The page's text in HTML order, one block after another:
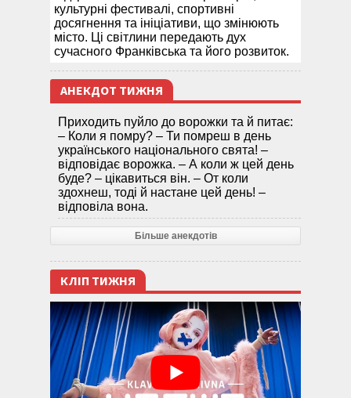
культурні фестивалі, спортивні
досягнення та ініціативи, що змінюють
місто. Ці світлини передають дух
сучасного Франківська та його розвиток.
АНЕКДОТ ТИЖНЯ
Приходить пуйло до ворожки та й питає:
– Коли я помру? – Ти помреш в день
українського національного свята! –
відповідає ворожка. – А коли ж цей день
буде? – цікавиться він. – От коли
здохнеш, тоді й настане цей день! –
відповіла вона.
Більше анекдотів
КЛІП ТИЖНЯ